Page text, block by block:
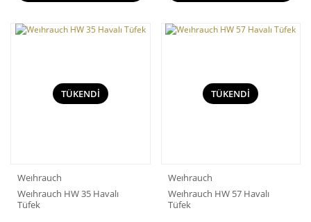
TÜKENDİ
Weıhrauch
Weıhrauch HW 35 Havalı
Tüfek
TÜKENDİ
Weıhrauch
Weıhrauch HW 57 Havalı
Tüfek